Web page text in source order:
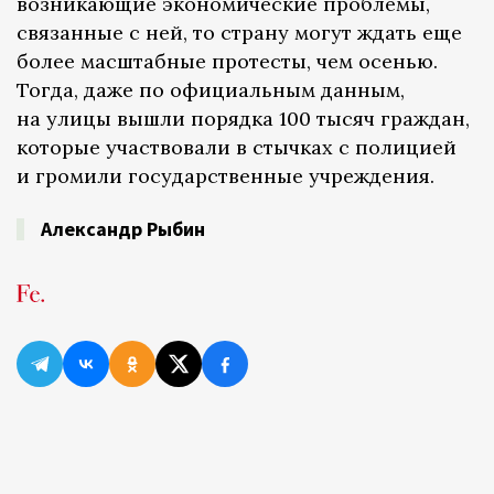
связанные с ней, то страну могут ждать еще
более масштабные протесты, чем осенью.
Тогда, даже по официальным данным,
на улицы вышли порядка 100 тысяч граждан,
которые участвовали в стычках с полицией
и громили государственные учреждения.
Александр Рыбин